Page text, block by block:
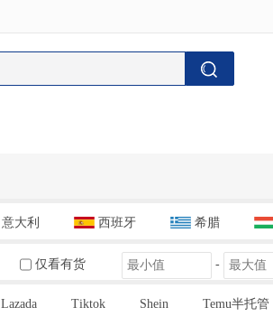
意大利 西班牙 希腊
仅看有货 -
Lazada Tiktok Shein Temu半托管